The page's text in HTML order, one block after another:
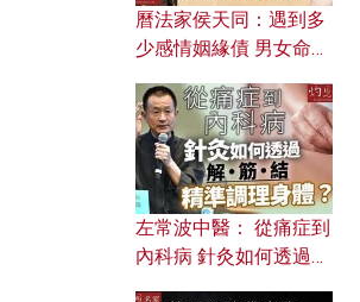
曆法家侯天同：遇到多
少感情姻緣債 男女命途
的七情六欲？
左常波中醫： 從痛症到
內科病 針灸如何透過解